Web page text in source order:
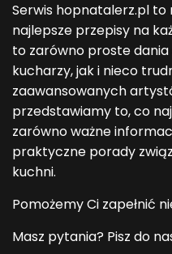
Serwis hopnatalerz.pl to
najlepsze przepisy na
to zarówno proste
kucharzy, jak i nieco
zaawansowanych
przedstawiamy to, co
zarówno ważne
praktyczne porady
kuchni.
Pomożemy Ci zapełnić
Masz pytania? Pisz do